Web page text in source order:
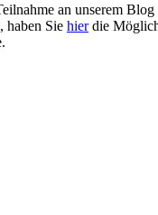
an unserem
haben Sie hierdie